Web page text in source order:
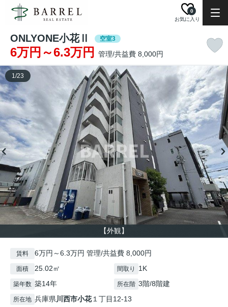
お気に入り
0
ONLYONE小花Ⅱ 空室3
6万円～6.3万円 管理/共益費 8,000円
【外観】
1/23
賃料 6万円～6.3万円 管理/共益費 8,000円
面積 25.02㎡ 間取り 1K
築年数 築14年 所在階 3階/8階建
所在地 兵庫県川西市小花１丁目12-13